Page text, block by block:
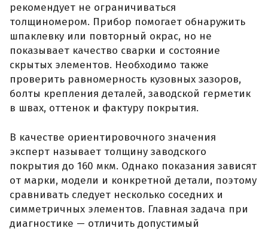
рекомендует не ограничиваться
толщиномером. Прибор помогает обнаружить
шпаклевку или повторный окрас, но не
показывает качество сварки и состояние
скрытых элементов. Необходимо также
проверить равномерность кузовных зазоров,
болты крепления деталей, заводской герметик
в швах, оттенок и фактуру покрытия.
В качестве ориентировочного значения
эксперт называет толщину заводского
покрытия до 160 мкм. Однако показания зависят
от марки, модели и конкретной детали, поэтому
сравнивать следует несколько соседних и
симметричных элементов. Главная задача при
диагностике — отличить допустимый